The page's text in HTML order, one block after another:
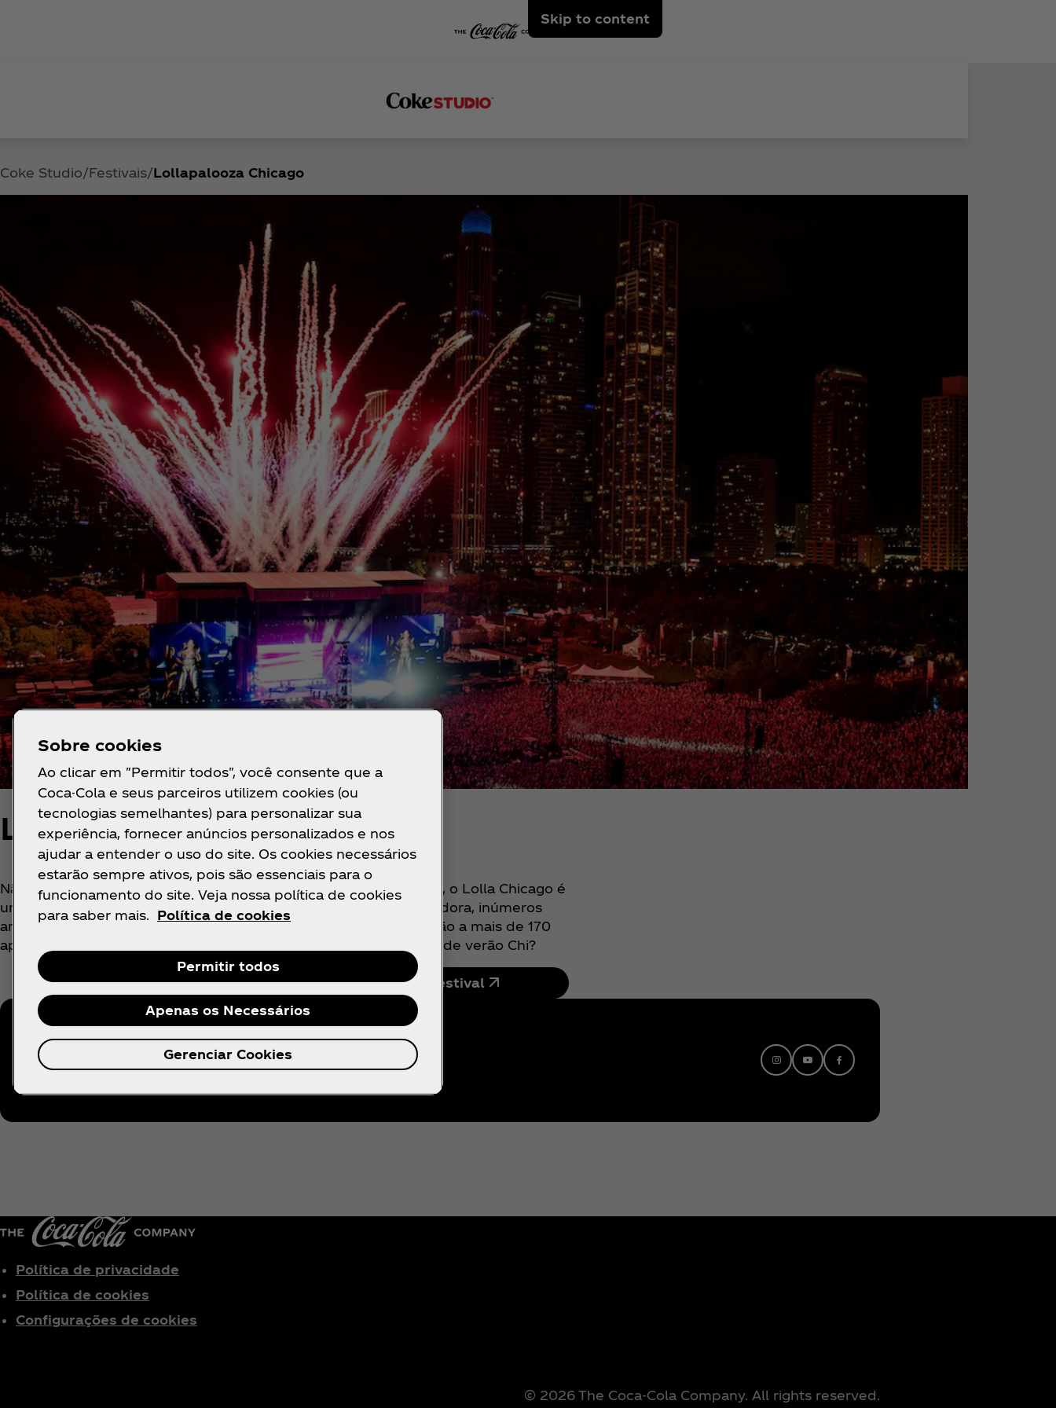
Skip to content
Coke Studio Festivais Lollapalooza Chicago
Lollapalooza Chicago
Não há lugar como o doce lar de Chicago. Indo forte desde 2003, o Lolla Chicago é
um dos maiores festivais da América do Norte para música inovadora, inúmeros
amigos e memórias incríveis. Honestamente, quem pode dizer não a mais de 170
apresentações em Grant Park, bem no meio da linda temporada de verão Chi?
Site do festival
Siga Coke Studio
Política de privacidade
Política de cookies
Configurações de cookies
© 2026 The Coca‑Cola Company. All rights reserved.
Sobre cookies
Ao clicar em "Permitir todos", você consente que a
Coca-Cola e seus parceiros utilizem cookies (ou
tecnologias semelhantes) para personalizar sua
experiência, fornecer anúncios personalizados e nos
ajudar a entender o uso do site. Os cookies necessários
estarão sempre ativos, pois são essenciais para o
funcionamento do site. Veja nossa política de cookies
para saber mais.
Política de cookies
Permitir todos
Apenas os Necessários
Gerenciar Cookies